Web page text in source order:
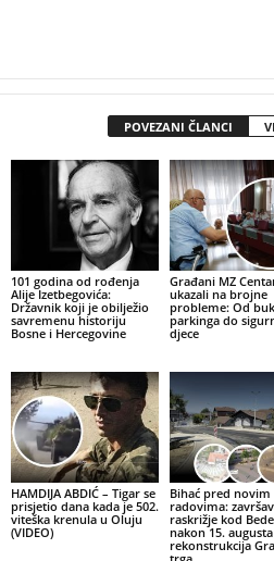
POVEZANI ČLANCI
101 godina od rođenja
Alije Izetbegovića:
Državnik koji je obilježio
savremenu historiju
Bosne i Hercegovine
Građani MZ
ukazali na brojne
probleme: Od
parkinga do
djece
HAMDIJA ABDIĆ – Tigar se
prisjetio dana kada je 502.
viteška krenula u Oluju
(VIDEO)
Bihać pred novim
radovima:
raskrižje kod
nakon 15.
rekonstrukcija
trga